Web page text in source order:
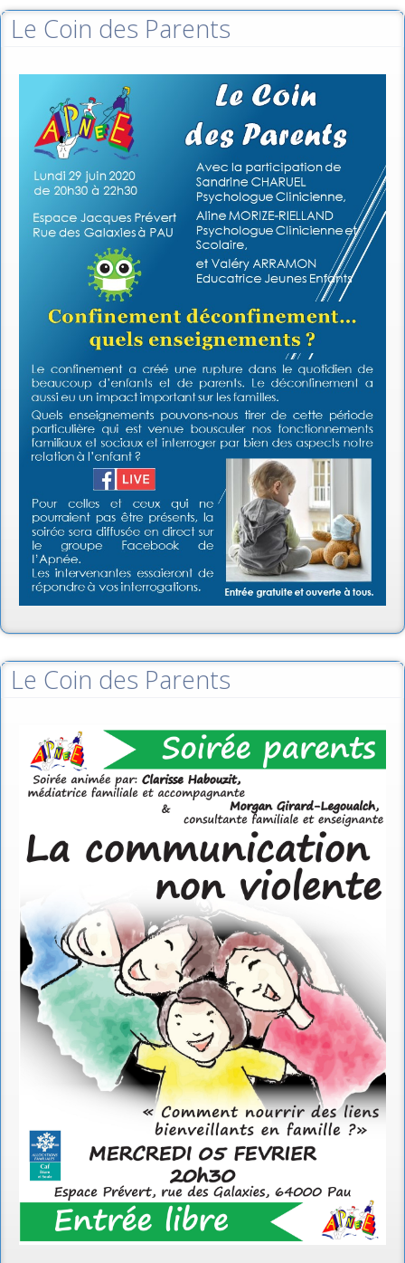
Le Coin des Parents
Le Coin des Parents